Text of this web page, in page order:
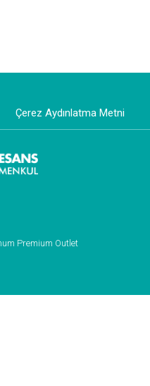
Çerez Aydınlatma Metni
Premium Outlet